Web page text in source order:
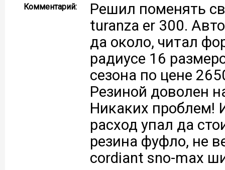
Комментарий:
Решил поменять
turanza er 300.
да около, читал
радиусе 16
сезона по цене
Резиной доволен
Никаких проблем!
расход упал да
резина фуфло, не
cordiant sno-max